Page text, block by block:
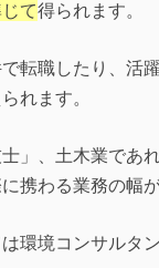
て得られます。
転職したり、活
れます。
」、土木業であ
携わる業務の幅
環境コンサルタ